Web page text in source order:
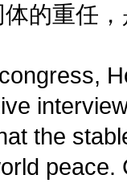
的重任
the